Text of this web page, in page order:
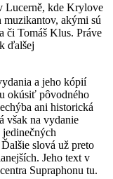
Lucerně, kde Krylove
muzikantov, akými sú
či Tomáš Klus. Práve
ďalšej
a jeho kópií
okúsiť pôvodného
ani historická
však na vydanie
slová už preto
Jeho text v
Supraphonu tu.